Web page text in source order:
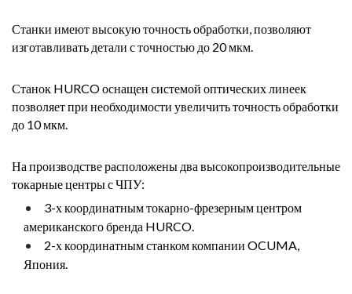
Станки имеют высокую точность обработки, позволяют
изготавливать детали с точностью до 20 мкм.
Станок HURCO оснащен системой оптических линеек
позволяет при необходимости увеличить точность обработки
до 10 мкм.
На производстве расположены два высокопроизводительные
токарные центры с ЧПУ:
3-х координатным токарно-фрезерным центром
американского бренда HURCO.
2-х координатным станком компании OCUMA,
Япония.